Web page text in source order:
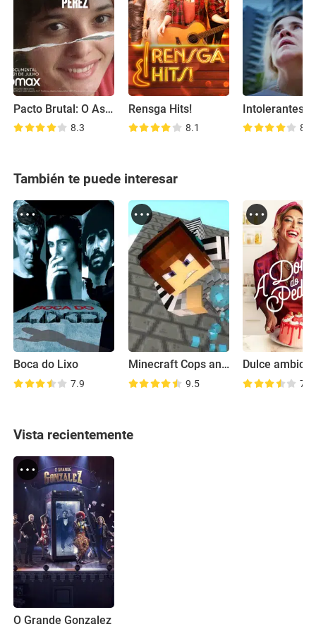
Pacto Brutal: O Assassinato de Daniella Perez
8.3
Rensga Hits!
8.1
Intolerantes
8.5
También te puede interesar
Boca do Lixo
7.9
Minecraft Cops and Robbers
9.5
Dulce
7.0
Vista recientemente
O Grande Gonzalez